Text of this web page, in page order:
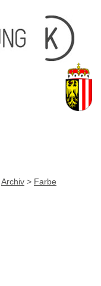
Archiv > Farbe